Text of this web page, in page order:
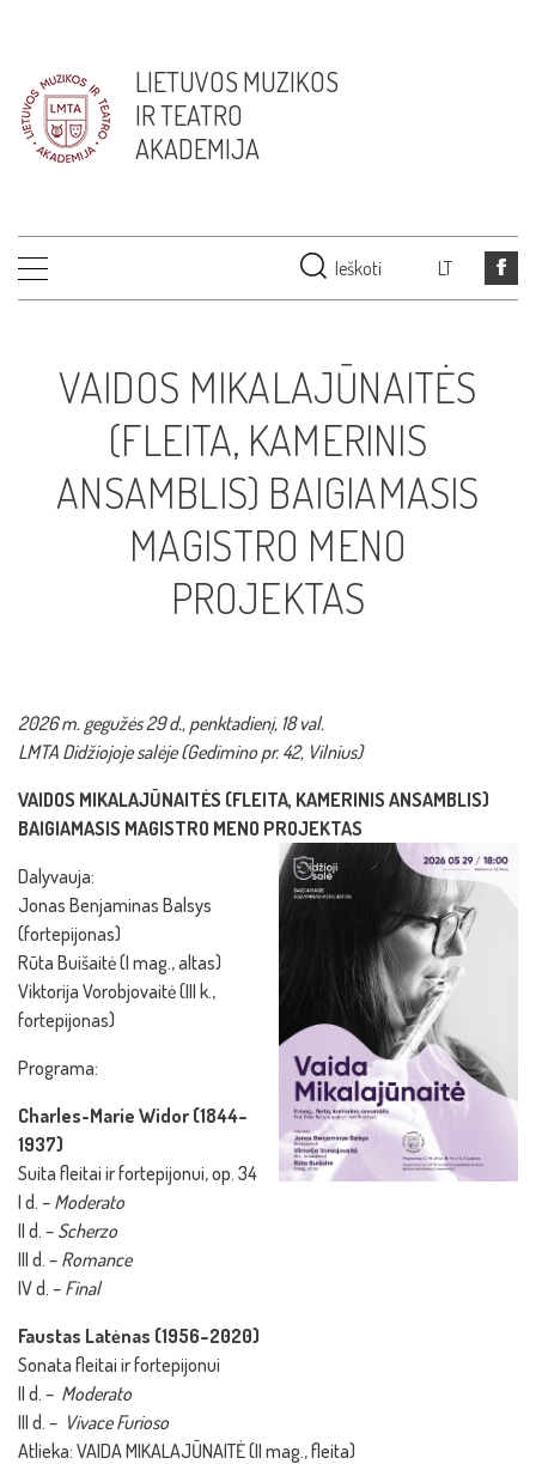
LIETUVOS MUZIKOS
IR TEATRO
AKADEMIJA
Ieškoti LT
VAIDOS MIKALAJŪNAITĖS
(FLEITA, KAMERINIS
ANSAMBLIS) BAIGIAMASIS
MAGISTRO MENO
PROJEKTAS
2026 m. gegužės 29 d., penktadienį, 18 val.
LMTA Didžiojoje salėje (Gedimino pr. 42, Vilnius)
VAIDOS MIKALAJŪNAITĖS (FLEITA, KAMERINIS ANSAMBLIS)
BAIGIAMASIS MAGISTRO MENO PROJEKTAS
Dalyvauja:
Jonas Benjaminas Balsys
(fortepijonas)
Rūta Buišaitė (I mag., altas)
Viktorija Vorobjovaitė (III k.,
fortepijonas)
Programa:
Charles-Marie Widor (1844–
1937)
Suita fleitai ir fortepijonui, op. 34
I d. – Moderato
II d. – Scherzo
III d. – Romance
IV d. – Final
Faustas Latėnas (1956–2020)
Sonata fleitai ir fortepijonui
II d. – Moderato
III d. – Vivace Furioso
Atlieka: VAIDA MIKALAJŪNAITĖ (II mag., fleita)